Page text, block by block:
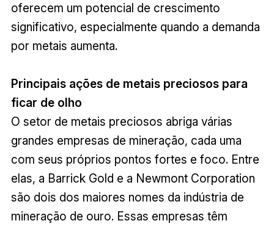
oferecem um potencial de crescimento
significativo, especialmente quando a demanda
por metais aumenta.
Principais ações de metais preciosos para
ficar de olho
O setor de metais preciosos abriga várias
grandes empresas de mineração, cada uma
com seus próprios pontos fortes e foco. Entre
elas, a Barrick Gold e a Newmont Corporation
são dois dos maiores nomes da indústria de
mineração de ouro. Essas empresas têm